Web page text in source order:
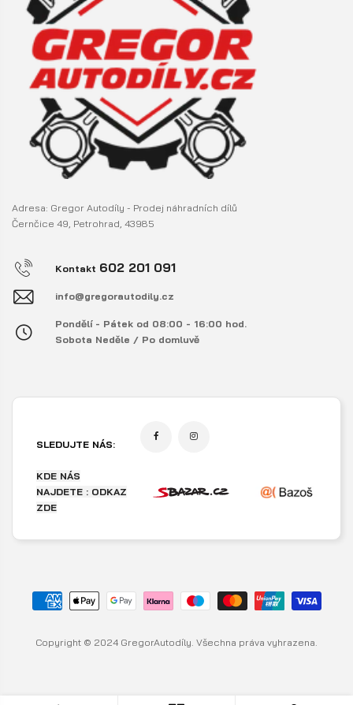
Adresa: Gregor Autodíly - Prodej náhradních dílů
Černčice 49, Petrohrad, 43985
Kontakt 602 201 091
info@gregorautodily.cz
Pondělí - Pátek od 08:00 - 16:00 hod.
Sobota Neděle / Po domluvě
SLEDUJTE NÁS:
KDE NÁS
NAJDETE : ODKAZ
ZDE
Copyright © 2024 GregorAutodíly. Všechna práva vyhrazena.